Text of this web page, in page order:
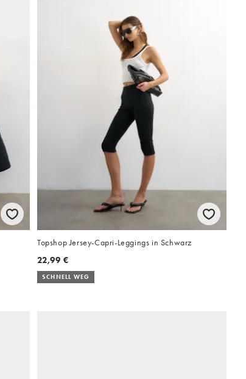
Topshop Jersey-Capri-Leggings in Schwarz
22,99 €
SCHNELL WEG